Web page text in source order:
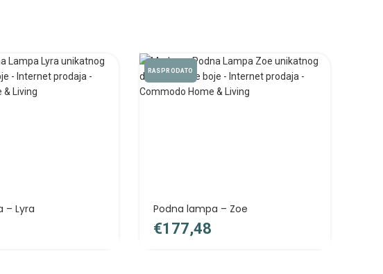
– Lyra
RASPRODATO
Podna lampa – Zoe
€